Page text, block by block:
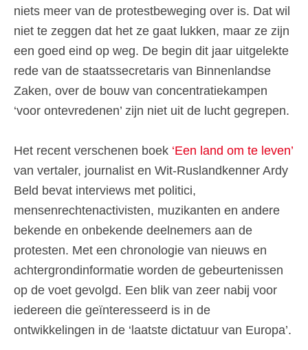
niets meer van de protestbeweging over is. Dat wil
niet te zeggen dat het ze gaat lukken, maar ze zijn
een goed eind op weg. De begin dit jaar uitgelekte
rede van de staatssecretaris van Binnenlandse
Zaken, over de bouw van concentratiekampen
‘voor ontevredenen’ zijn niet uit de lucht gegrepen.
Het recent verschenen boek ‘Een land om te leven’
van vertaler, journalist en Wit-Ruslandkenner Ardy
Beld bevat interviews met politici,
mensenrechtenactivisten, muzikanten en andere
bekende en onbekende deelnemers aan de
protesten. Met een chronologie van nieuws en
achtergrondinformatie worden de gebeurtenissen
op de voet gevolgd. Een blik van zeer nabij voor
iedereen die geïnteresseerd is in de
ontwikkelingen in de ‘laatste dictatuur van Europa’.